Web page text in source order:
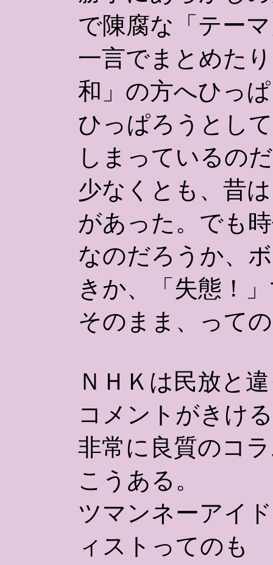
で陳腐な「テー
一言でまとめた
和」の方へひっ
ひっぱろうとし
しまっているの
少なくとも、昔
があった。でも
なのだろうか、
きか、「失態！
そのまま、って
ＮＨＫは民放と
コメントがきける
非常に良質のコ
こうある。
ツマンネーアイ
ィストってのも